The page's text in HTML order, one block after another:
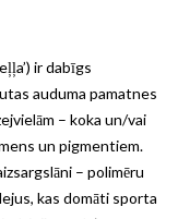
ir dabīgs
auduma pamatnes
– koka un/vai
un pigmentiem.
– polimēru
kas domāti sporta